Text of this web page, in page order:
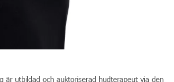
är utbildad och auktoriserad hudterapeut via den